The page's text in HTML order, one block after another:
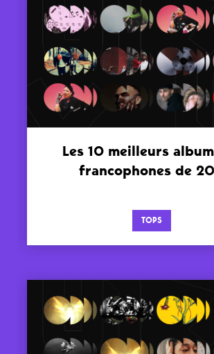
Les 10 meilleurs
francophones de
TOPS